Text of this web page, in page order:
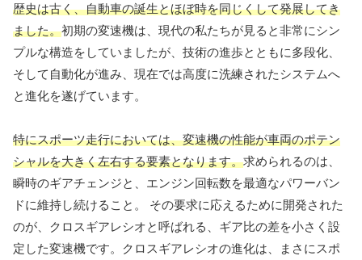
歴史は古く、自動車の誕生とほぼ時を同じくして発展してき
ました。初期の変速機は、現代の私たちが見ると非常にシン
プルな構造をしていましたが、技術の進歩とともに多段化、
そして自動化が進み、現在では高度に洗練されたシステムへ
と進化を遂げています。
特にスポーツ走行においては、変速機の性能が車両のポテン
シャルを大きく左右する要素となります。求められるのは、
瞬時のギアチェンジと、エンジン回転数を最適なパワーバン
ドに維持し続けること。 その要求に応えるために開発された
のが、クロスギアレシオと呼ばれる、ギア比の差を小さく設
定した変速機です。クロスギアレシオの進化は、まさにスポ